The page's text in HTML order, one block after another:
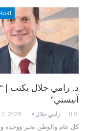
د. رامي جلال يكتب |
آنيستي”
رامي جلال 2026
كل عام والوطن بخير ووحدة